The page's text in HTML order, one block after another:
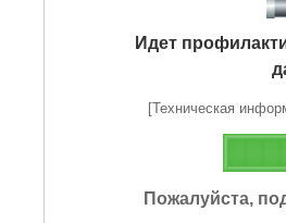
Идет
[Техническая
Пожалуйста,